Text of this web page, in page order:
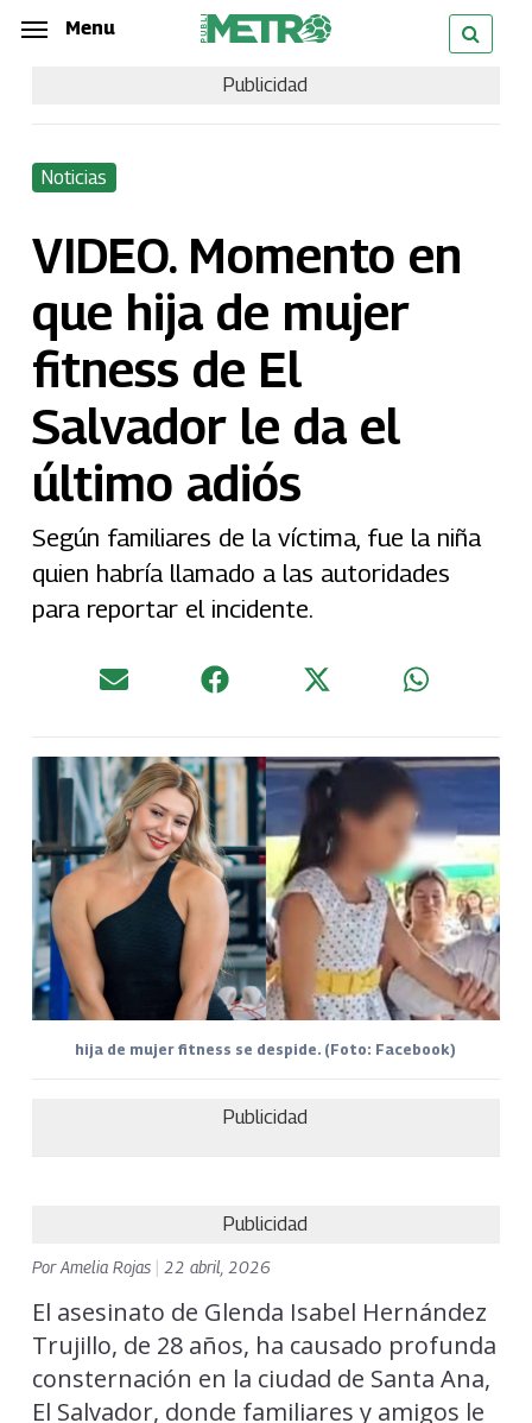
Skip
content
Menu
Publicidad
Noticias
VIDEO. Momento en
que hija de mujer
fitness de El
Salvador le da el
último adiós
Según familiares de la víctima, fue la niña
quien habría llamado a las autoridades
para reportar el incidente.
hija de mujer fitness se despide. (Foto: Facebook)
Publicidad
Publicidad
PorAmelia Rojas 22 abril, 2026
El asesinato de Glenda Isabel Hernández
Trujillo, de 28 años, ha causado profunda
consternación en la ciudad de Santa Ana,
El Salvador, donde familiares y amigos le
Menu